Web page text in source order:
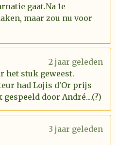
gaat.Na 1e
maar zou nu voor
2 jaar geleden
het stuk geweest.
had Lojis d'Or prijs
door André....(?)
3 jaar geleden